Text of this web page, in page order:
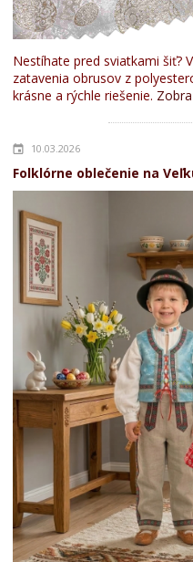
Nestíhate pred sviatkami šiť?
zatavenia obrusov z
krásne a rýchle riešenie.
10.03.2026
Folklórne oblečenie na